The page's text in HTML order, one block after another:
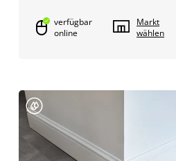
verfügbar
online
Markt
wählen